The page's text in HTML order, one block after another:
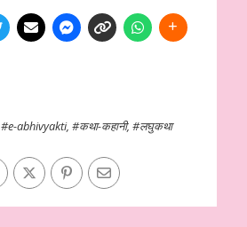
#e-abhivyakti,#कथा-कहानी,#लघुकथा